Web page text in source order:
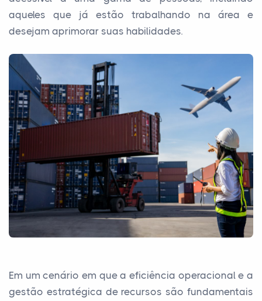
aqueles que já estão trabalhando na área e
desejam aprimorar suas habilidades.
Em um cenário em que a eficiência operacional e a
gestão estratégica de recursos são fundamentais